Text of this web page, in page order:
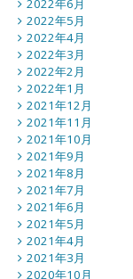
2022年6月
2022年5月
2022年4月
2022年3月
2022年2月
2022年1月
2021年12月
2021年11月
2021年10月
2021年9月
2021年8月
2021年7月
2021年6月
2021年5月
2021年4月
2021年3月
2020年10月